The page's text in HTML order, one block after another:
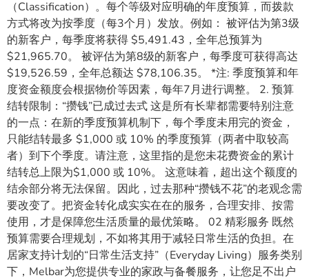
（Classification）。每个等级对应明确的年度预算，而拨款
方式将改为按季度（每3个月）发放。例如： 被评估为第3级
的新客户，每季度将获得 $5,491.43，全年总预算为
$21,965.70。 被评估为第8级的新客户，每季度可获得高达
$19,526.59，全年总额达 $78,106.35。 *注: 季度预算和年
度资金额度会根据物价等因素，每年7月进行调整。 2. 预算
结转限制：“攒钱”已成过去式 这是所有长辈都需要特别注意
的一点：在新的季度预算机制下，每个季度未用完的资金，
只能结转最多 $1,000 或 10% 的季度预算（两者中取较高
者）到下个季度。请注意，这里指的是您未花费资金的累计
结转总上限为$1,000 或 10%。 这意味着，超出这个额度的
结余部分将无法保留。因此，过去那种“攒钱不花”的老观念需
要改变了。把资金转化成实实在在的服务，合理安排、按需
使用，才是保障您生活质量的最优策略。 02 精彩服务 既然
预算需要合理规划，不如将其用于减轻日常生活的负担。在
居家支持计划的“日常生活支持”（Everyday Living）服务类别
下，Melbar为您提供专业的家政与备餐服务，让您足不出户